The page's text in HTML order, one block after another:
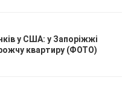
у США: у Запоріжжі
квартиру (ФОТО)